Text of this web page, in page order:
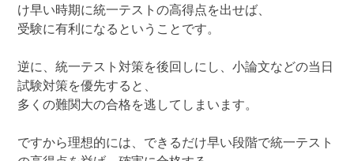
け早い時期に統一テストの高得点を出せば、
受験に有利になるということです。
逆に、統一テスト対策を後回しにし、小論文などの当日
試験対策を優先すると、
多くの難関大の合格を逃してしまいます。
ですから理想的には、できるだけ早い段階で統一テスト